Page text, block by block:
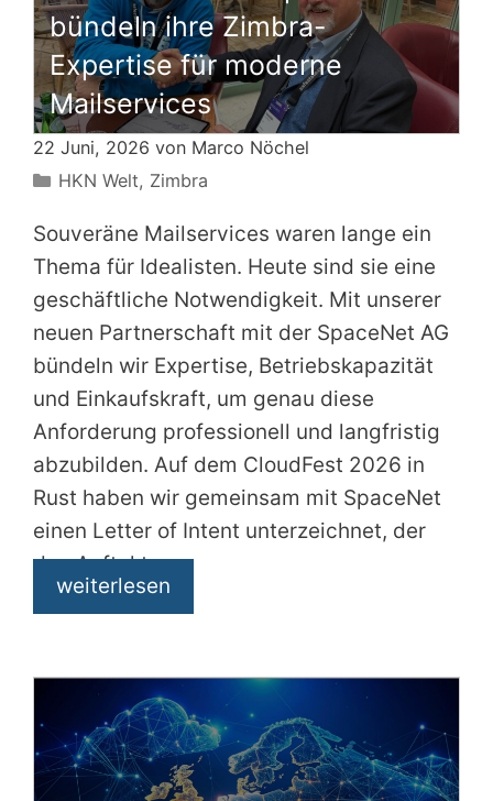
bündeln ihre Zimbra-
Expertise für moderne
Mailservices
22 Juni, 2026 von Marco Nöchel
Kategorien
HKN Welt, Zimbra
Souveräne Mailservices waren lange ein
Thema für Idealisten. Heute sind sie eine
geschäftliche Notwendigkeit. Mit unserer
neuen Partnerschaft mit der SpaceNet AG
bündeln wir Expertise, Betriebskapazität
und Einkaufskraft, um genau diese
Anforderung professionell und langfristig
abzubilden. Auf dem CloudFest 2026 in
Rust haben wir gemeinsam mit SpaceNet
einen Letter of Intent unterzeichnet, der
den Auftakt
weiterlesen